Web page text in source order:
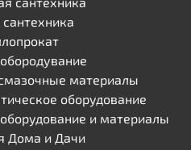
материалы
оборудование
и материалы
Дома и Дачи